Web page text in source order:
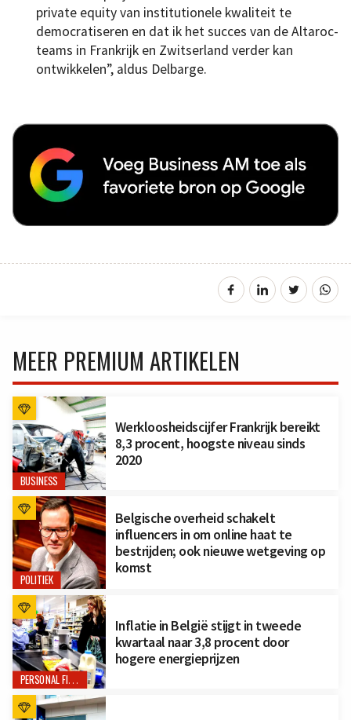
private equity van institutionele kwaliteit te
democratiseren en dat ik het succes van de Altaroc-
teams in Frankrijk en Zwitserland verder kan
ontwikkelen”, aldus Delbarge.
MEER PREMIUM ARTIKELEN
BUSINESS
Werkloosheidscijfer Frankrijk bereikt
8,3 procent, hoogste niveau sinds
2020
POLITIEK
Belgische overheid schakelt
influencers in om online haat te
bestrijden; ook nieuwe wetgeving op
komst
PERSONAL FINANCE
Inflatie in België stijgt in tweede
kwartaal naar 3,8 procent door
hogere energieprijzen